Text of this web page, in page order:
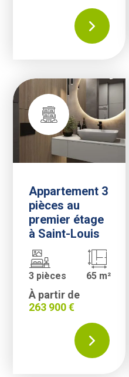
Appartement 3
pièces au
premier étage
à Saint-Louis
3 pièces 65 m²
À partir de
263 900 €